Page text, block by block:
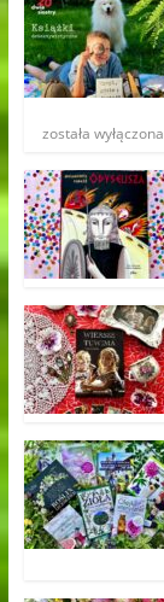
została wyłączona